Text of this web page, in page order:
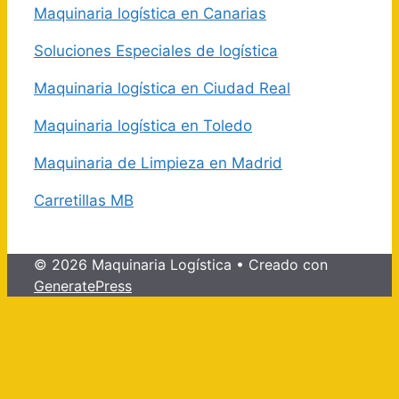
Maquinaria logística en Canarias
Soluciones Especiales de logística
Maquinaria logística en Ciudad Real
Maquinaria logística en Toledo
Maquinaria de Limpieza en Madrid
Carretillas MB
© 2026 Maquinaria Logística • Creado con
GeneratePress